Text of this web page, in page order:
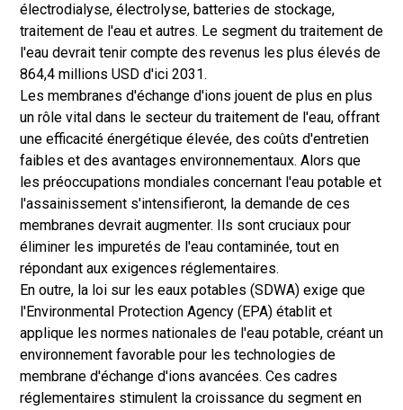
électrodialyse, électrolyse, batteries de stockage,
traitement de l'eau et autres. Le segment du traitement de
l'eau devrait tenir compte des revenus les plus élevés de
864,4 millions USD d'ici 2031.
Les membranes d'échange d'ions jouent de plus en plus
un rôle vital dans le secteur du traitement de l'eau, offrant
une efficacité énergétique élevée, des coûts d'entretien
faibles et des avantages environnementaux. Alors que
les préoccupations mondiales concernant l'eau potable et
l'assainissement s'intensifieront, la demande de ces
membranes devrait augmenter. Ils sont cruciaux pour
éliminer les impuretés de l'eau contaminée, tout en
répondant aux exigences réglementaires.
En outre, la loi sur les eaux potables (SDWA) exige que
l'Environmental Protection Agency (EPA) établit et
applique les normes nationales de l'eau potable, créant un
environnement favorable pour les technologies de
membrane d'échange d'ions avancées. Ces cadres
réglementaires stimulent la croissance du segment en